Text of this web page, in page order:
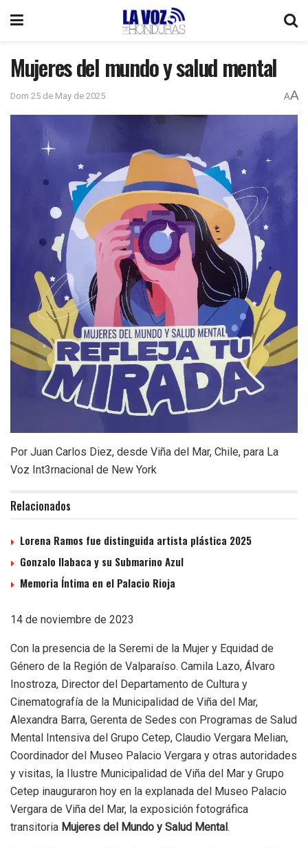
Mujeres del mundo y salud mental
Dom 25 de May de 2025 AA
Por Juan Carlos Diez, desde Viña del Mar, Chile, para La
Voz Int3rnacional de New York
Relacionados
Lorena Ramos fue distinguida artista plástica 2025
Gonzalo Ilabaca y su Submarino Azul
Memoria Íntima en el Palacio Rioja
14 de noviembre de 2023
Con la presencia de la Seremi de la Mujer y Equidad de
Género de la Región de Valparaíso. Camila Lazo, Álvaro
Inostroza, Director del Departamento de Cultura y
Cinematografía de la Municipalidad de Viña del Mar,
Alexandra Barra, Gerenta de Sedes con Programas de Salud
Mental Intensiva del Grupo Cetep, Claudio Vergara Melian,
Coordinador del Museo Palacio Vergara y otras autoridades
y visitas, la Ilustre Municipalidad de Viña del Mar y Grupo
Cetep inauguraron hoy en la explanada del Museo Palacio
Vergara de Viña del Mar, la exposición fotográfica
transitoria Mujeres del Mundo y Salud Mental.